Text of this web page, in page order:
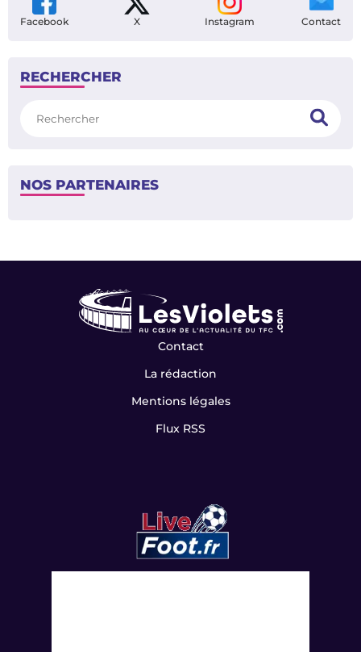
< >
SUIVEZ-NOUS
RECHERCHER
NOS PARTENAIRES
Mentions légales
Flux RSS